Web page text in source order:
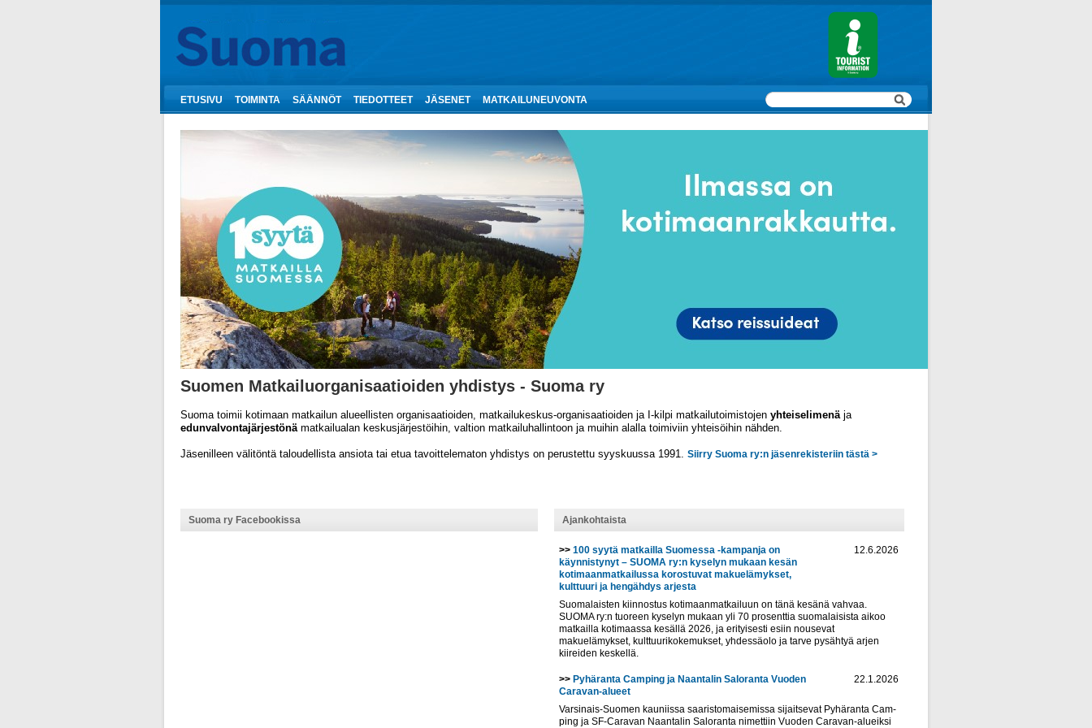
ETUSIVU TOIMINTA SÄÄNNÖT TIEDOTTEET JÄSENET MATKAILUNEUVONTA
Suomen Matkailuorganisaatioiden yhdistys - Suoma ry
Suoma toimii kotimaan matkailun alueellisten organisaatioiden, matkailukeskus-organisaatioiden ja I-kilpi matkailutoimistojen yhteiselimenä ja
edunvalvontajärjestönä matkailualan keskusjärjestöihin, valtion matkailuhallintoon ja muihin alalla toimiviin yhteisöihin nähden.
Jäsenilleen välitöntä taloudellista ansiota tai etua tavoittelematon yhdistys on perustettu syyskuussa 1991. Siirry Suoma ry:n jäsenrekisteriin tästä >
Suoma ry Facebookissa Ajankohtaista
>> 100 syytä matkailla Suomessa -kampanja on
käynnistynyt – SUOMA ry:n kyselyn mukaan kesän
kotimaanmatkailussa korostuvat makuelämykset,
kulttuuri ja hengähdys arjesta
12.6.2026
Suomalaisten kiinnostus kotimaanmatkailuun on tänä kesänä vahvaa.
SUOMA ry:n tuoreen kyselyn mukaan yli 70 prosenttia suomalaisista aikoo
matkailla kotimaassa kesällä 2026, ja erityisesti esiin nousevat
makuelämykset, kulttuurikokemukset, yhdessäolo ja tarve pysähtyä arjen
kiireiden keskellä.
>> Pyhäranta Camping ja Naantalin Saloranta Vuoden
Caravan-alueet
22.1.2026
Varsinais-Suomen kauniissa saaristomaisemissa sijaitsevat Pyhäranta Cam-
ping ja SF-Caravan Naantalin Saloranta nimettiin Vuoden Caravan-alueiksi